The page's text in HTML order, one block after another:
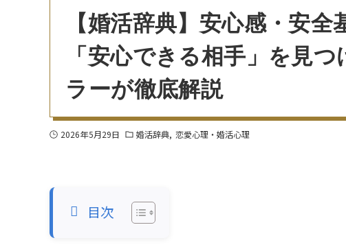
【婚活辞典】安心感・安
「安心できる相手」を見
ラーが徹底解説
2026年5月29日 婚活辞典 恋愛心理・婚活心理
目次